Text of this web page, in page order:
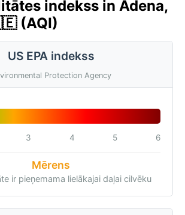
indekss in Adena,
(AQI)
US EPA indekss
Protection Agency
3 4 5 6
Mērens
ir pieņemama lielākajai daļai cilvēku